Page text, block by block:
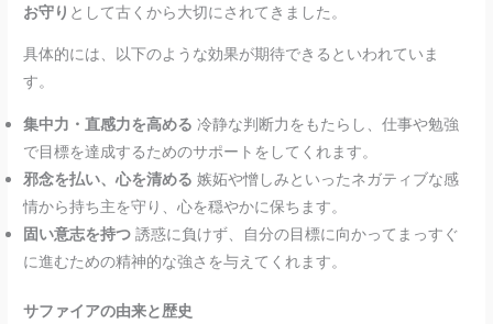
お守り として古くから大切にされてきました。
具体的には、以下のような効果が期待できるといわれていま
す。
集中力・直感力を高める 冷静な判断力をもたらし、仕事や勉強
で目標を達成するためのサポートをしてくれます。
邪念を払い、心を清める 嫉妬や憎しみといったネガティブな感
情から持ち主を守り、心を穏やかに保ちます。
固い意志を持つ 誘惑に負けず、自分の目標に向かってまっすぐ
に進むための精神的な強さを与えてくれます。
サファイアの由来と歴史